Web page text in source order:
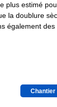
estimé
la doublure
Chantier